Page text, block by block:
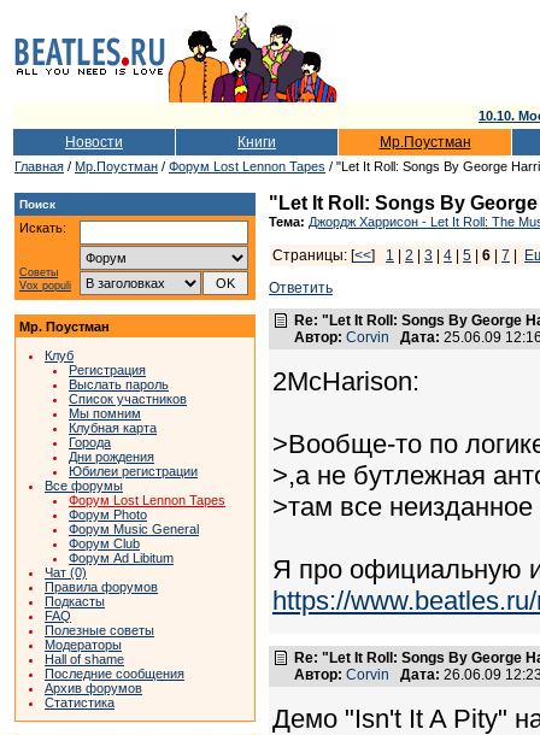
10.10.
Новости Книги Мр.Поустман
Главная / Мр.Поустман / Форум Lost Lennon Tapes / "Let It Roll: Songs By George
Поиск
Искать:
Советы
Vox populi
Мр. Поустман
Клуб
Регистрация
Выслать пароль
Список участников
Мы помним
Клубная карта
Города
Дни рождения
Юбилеи регистрации
Все форумы
Форум Lost Lennon Tapes
Форум Photo
Форум Music General
Форум Club
Форум Ad Libitum
Чат (0)
Правила форумов
Подкасты
FAQ
Полезные советы
Модераторы
Hall of shame
Последние сообщения
Архив форумов
Статистика
"Let It Roll: Songs By
Тема: Джордж Харрисон - Let It Roll: The
Страницы: [<<] 1 2 3 4 5 6 7
Ответить
Re: "Let It Roll: Songs By George
Автор: Corvin Дата: 25.06.09
2McHarison:
>Вообще-то по
>,а не бутлежная
>там все
Я про официальную
https://
Re: "Let It Roll: Songs By George
Автор: Corvin Дата: 26.06.09
Демо "Isn't It A Pity"